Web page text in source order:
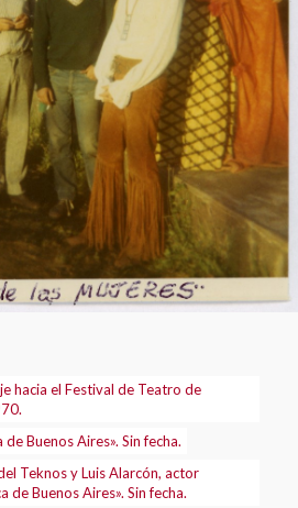
hacia el Festival de Teatro de
Buenos Aires». Sin fecha.
Teknos y Luis Alarcón, actor
Buenos Aires». Sin fecha.